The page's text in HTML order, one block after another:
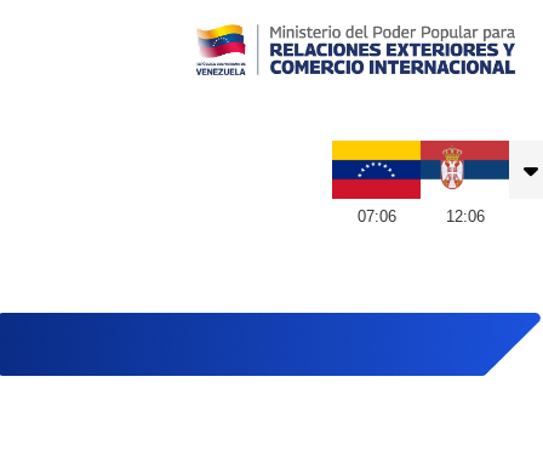
07:06 12:06